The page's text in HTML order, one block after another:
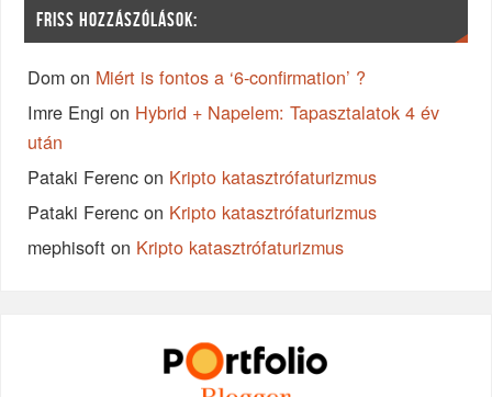
FRISS HOZZÁSZÓLÁSOK:
Dom on Miért is fontos a ‘6-confirmation’ ?
Imre Engi on Hybrid + Napelem: Tapasztalatok 4 év
után
Pataki Ferenc on Kripto katasztrófaturizmus
Pataki Ferenc on Kripto katasztrófaturizmus
mephisoft on Kripto katasztrófaturizmus